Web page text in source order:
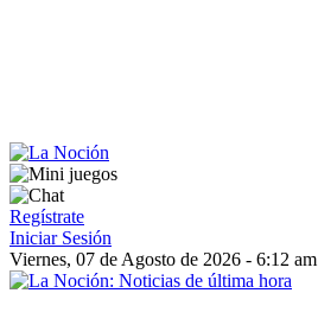
Regístrate
Iniciar Sesión
Viernes, 07 de Agosto de 2026 - 6:12 am